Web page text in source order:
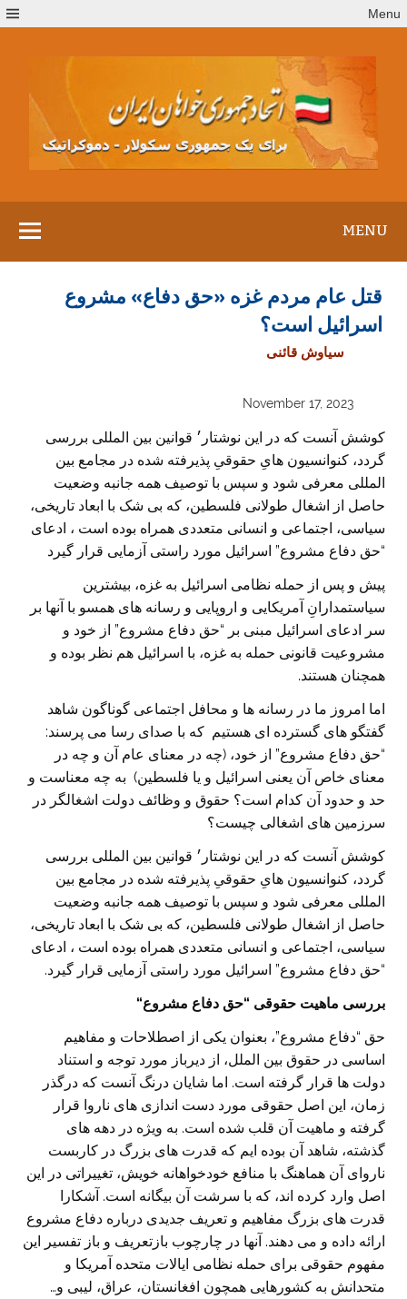
to
Menu
MENU
قتل عام مردم غزه «حق دفاع» مشروع
اسرائیل است؟
سیاوش قائنی
November 17, 2023
کوشش آنست که در این نوشتار׳ قوانین بین المللی بررسی
گردد، کنوانسیون هایِ حقوقیِ پذیرفته شده در مجامع بین
المللی معرفی شود و سپس با توصیف همه جانبه وضعیت
حاصل از اشغال طولانی فلسطین، که بی شک با ابعاد تاریخی،
سیاسی، اجتماعی و انسانی متعددی همراه بوده است ، ادعای
“حق دفاع مشروع” اسرائیل مورد راستی آزمایی قرار گیرد
پیش و پس از حمله نظامی اسرائیل به غزه، بیشترین
سیاستمدارانِ آمریکایی و اروپایی و رسانه های همسو با آنها بر
سر ادعای اسرائیل مبنی بر “حق دفاع مشروع” از خود و
مشروعیت قانونی حمله به غزه، با اسرائیل هم نظر بوده و
همچنان هستند.
اما امروز ما در رسانه ها و محافل اجتماعی گوناگون شاهد
گفتگو های گسترده ای هستیم که با صدای رسا می پرسند:
“حق دفاع مشروع” از خود، (چه در معنای عام آن و چه در
معنای خاص آن یعنی اسرائیل و یا فلسطین) به چه معناست و
حد و حدود آن کدام است؟ حقوق و وظائف دولت اشغالگر در
سرزمین های اشغالی چیست؟
کوشش آنست که در این نوشتار׳ قوانین بین المللی بررسی
گردد، کنوانسیون هایِ حقوقیِ پذیرفته شده در مجامع بین
المللی معرفی شود و سپس با توصیف همه جانبه وضعیت
حاصل از اشغال طولانی فلسطین، که بی شک با ابعاد تاریخی،
سیاسی، اجتماعی و انسانی متعددی همراه بوده است ، ادعای
“حق دفاع مشروع” اسرائیل مورد راستی آزمایی قرار گیرد.
بررسی ماهیت حقوقی “حق دفاع مشروع“
حق “دفاع مشروع”، بعنوان یکی از اصطلاحات و مفاهیم
اساسی در حقوق بین الملل، از دیرباز مورد توجه و استناد
دولت ها قرار گرفته است. اما شایان درنگ آنست که درگذر
زمان، این اصل حقوقی مورد دست اندازی های ناروا قرار
گرفته و ماهیت آن قلب شده است. به ویژه در دهه های
گذشته، شاهد آن بوده ایم که قدرت های بزرگ در کاربست
ناروای آن هماهنگ با منافع خودخواهانه خویش، تغییراتی در این
اصل وارد کرده اند، که با سرشت آن بیگانه است. آشکارا
قدرت های بزرگ مفاهیم و تعریف جدیدی درباره دفاع مشروع
ارائه داده و می دهند. آنها در چارچوب بازتعریف و باز تفسیر این
مفهوم حقوقی برای حمله نظامی ایالات متحده آمریکا و
متحدانش به کشورهایی همچون افغانستان، عراق، لیبی و…